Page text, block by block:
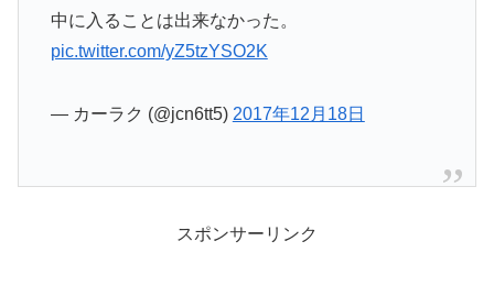
中に入ることは出来なかった。
pic.twitter.com/yZ5tzYSO2K
— カーラク (@jcn6tt5) 2017年12月18日
スポンサーリンク